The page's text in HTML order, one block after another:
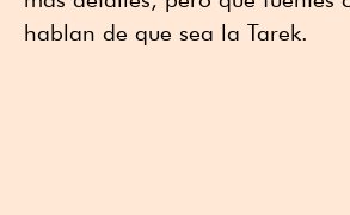
hablan de que sea la Tarek.